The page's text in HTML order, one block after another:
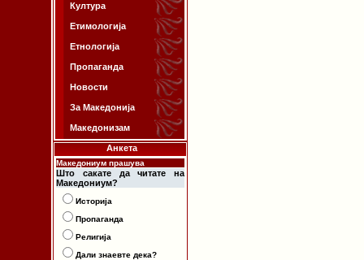
Култура
Етимологија
Етнологија
Пропаганда
Новости
За Македонија
Македонизам
Анкета
Македониум прашува
Што сакате да читате на
Македониум?
Историја
Пропаганда
Религија
Дали знаевте дека?